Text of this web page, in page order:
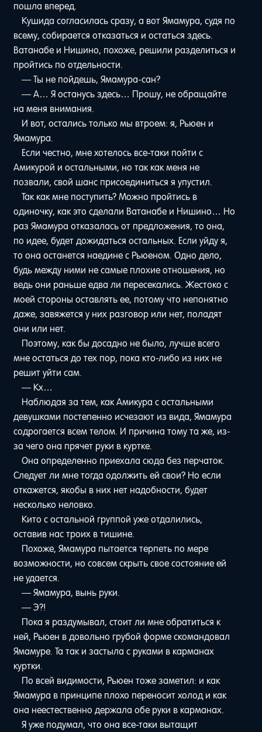
пошла вперед.
Кушида согласилась сразу, а вот Ямамура, судя по
всему, собирается отказаться и остаться здесь.
Ватанабе и Нишино, похоже, решили разделиться и
пройтись по отдельности.
— Ты не пойдешь, Ямамура-сан?
— А… Я останусь здесь… Прошу, не обращайте
на меня внимания.
И вот, остались только мы втроем: я, Рьюен и
Ямамура.
Если честно, мне хотелось все-таки пойти с
Амикурой и остальными, но так как меня не
позвали, свой шанс присоединиться я упустил.
Так как мне поступить? Можно пройтись в
одиночку, как это сделали Ватанабе и Нишино… Но
раз Ямамура отказалась от предложения, то она,
по идее, будет дожидаться остальных. Если уйду я,
то она останется наедине с Рьюеном. Одно дело,
будь между ними не самые плохие отношения, но
ведь они раньше едва ли пересекались. Жестоко с
моей стороны оставлять ее, потому что непонятно
даже, завяжется у них разговор или нет, поладят
они или нет.
Поэтому, как бы досадно не было, лучше всего
мне остаться до тех пор, пока кто-либо из них не
решит уйти сам.
— Кх…
Наблюдая за тем, как Амикура с остальными
девушками постепенно исчезают из вида, Ямамура
содрогается всем телом. И причина тому та же, из-
за чего она прячет руки в куртке.
Она определенно приехала сюда без перчаток.
Следует ли мне тогда одолжить ей свои? Но если
откажется, якобы в них нет надобности, будет
несколько неловко.
Кито с остальной группой уже отдалились,
оставив нас троих в тишине.
Похоже, Ямамура пытается терпеть по мере
возможности, но совсем скрыть свое состояние ей
не удается.
— Ямамура, вынь руки.
— Э?!
Пока я раздумывал, стоит ли мне обратиться к
ней, Рьюен в довольно грубой форме скомандовал
Ямамуре. Та так и застыла с руками в карманах
куртки.
По всей видимости, Рьюен тоже заметил: и как
Ямамура в принципе плохо переносит холод и как
она неестественно держала обе руки в карманах.
Я уже подумал, что она все-таки вытащит